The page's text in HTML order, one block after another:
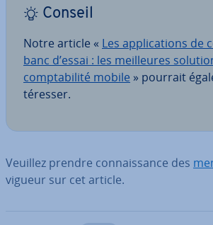
Conseil
Notre article « Les ap­pli­ca­tions de
banc d’essai : les meil­leures
comp­ta­bi­lité mobile » pourrait
té­res­ser.
Veuillez prendre con­nais­sance des
vigueur sur cet article.